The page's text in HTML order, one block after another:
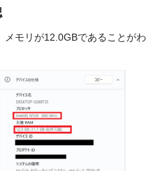
メモリが12.0GBであることがわ